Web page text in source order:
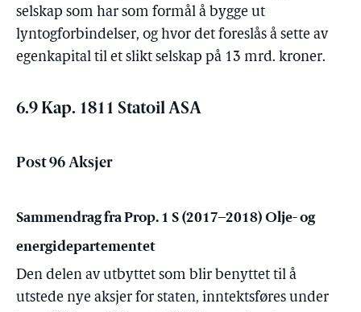
selskap som har som formål å bygge ut
lyntogforbindelser, og hvor det foreslås å sette av
egenkapital til et slikt selskap på 13 mrd. kroner.
6.9 Kap. 1811 Statoil ASA
Post 96 Aksjer
Sammendrag fra Prop. 1 S (2017–2018) Olje- og
energidepartementet
Den delen av utbyttet som blir benyttet til å
utstede nye aksjer for staten, inntektsføres under